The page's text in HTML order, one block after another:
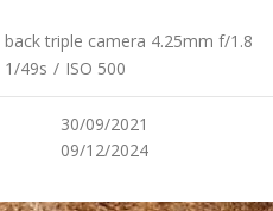
triple camera 4.25mm f/1.8
1/49s / ISO 500
30/09/2021
09/12/2024